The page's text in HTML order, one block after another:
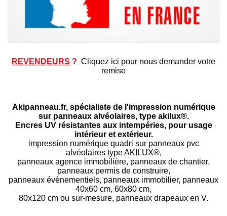
REVENDEURS ? Cliquez ici pour nous demander votre
remise
Akipanneau.fr, spécialiste de l'impression numérique
sur panneaux alvéolaires, type akilux®.
Encres UV résistantes aux intempéries, pour usage
intérieur et extérieur.
impression numérique quadri sur panneaux pvc
alvéolaires type AKILUX®,
panneaux agence immobilière, panneaux de chantier,
panneaux permis de construire,
panneaux évènementiels, panneaux immobilier, panneaux
40x60 cm, 60x80 cm,
80x120 cm ou sur-mesure, panneaux drapeaux en V.